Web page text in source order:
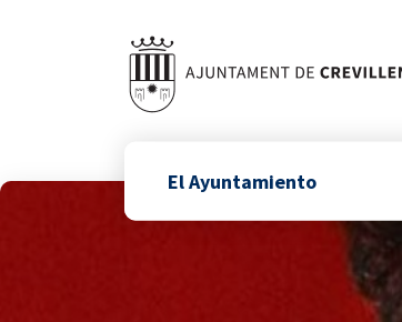
El Ayuntamiento